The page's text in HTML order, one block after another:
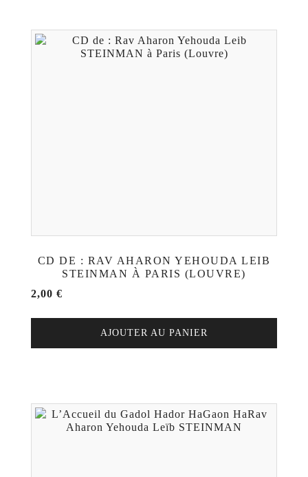
CD DE : RAV AHARON YEHOUDA LEIB
STEINMAN À PARIS (LOUVRE)
2,00 €
AJOUTER AU PANIER